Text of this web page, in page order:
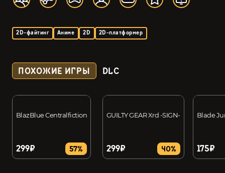
2D-файтинг Аниме 2D 2D-платформер
ПОХОЖИЕ ИГРЫ DLC
BlazBlue Centralfiction
299₽ 57%
GUILTY GEAR Xrd -SIGN-
299₽ 40%
Blade
175₽